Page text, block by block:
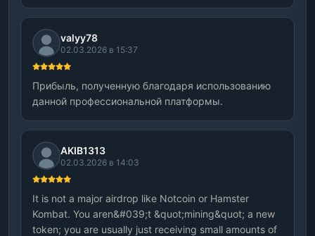
valyy78
02.03.2026 в 15:37
Прибыль, полученную благодаря использованию
данной профессиональной платформы.
AKIB1313
02.03.2026 в 14:03
It is not a major airdrop like Notcoin or Hamster
Kombat. You aren&#039;t &quot;mining&quot; a new
token; you are usually just receiving small amounts of